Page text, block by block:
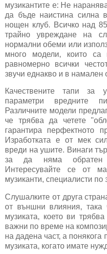
музикантите е: Не
да бъде наистина силна
нощен клуб. Всичко над
трайно увреждане на
нормални обеми или
много модели, които са
равномерно всички
звучи еднакво и в намален
Качествените тапи за
параметри вредните
Различните модели
че трябва да четете
гарантира перфектното
Изработката е от мек
вреди на ушите. Винаги
за да няма обратен
Интересувайте се от
музиканти, специалисти по
Слушалките от друга
от външни влияния, така
музиката, което ви
важни по време на
на дадена част, а
музиката, когато имате